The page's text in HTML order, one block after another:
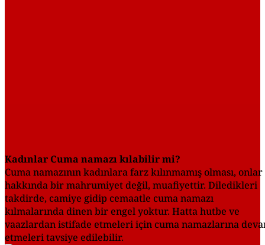
Kadınlar Cuma namazı kılabilir mi?
Cuma namazının kadınlara farz kılınmamış olması, onlar
hakkında bir mahrumiyet değil, muafiyettir. Diledikleri
takdirde, camiye gidip cemaatle cuma namazı
kılmalarında dinen bir engel yoktur. Hatta hutbe ve
vaazlardan istifade etmeleri için cuma namazlarına
etmeleri tavsiye edilebilir.